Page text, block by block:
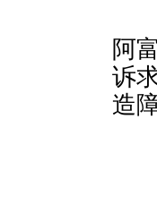
赵
阿
诉
造